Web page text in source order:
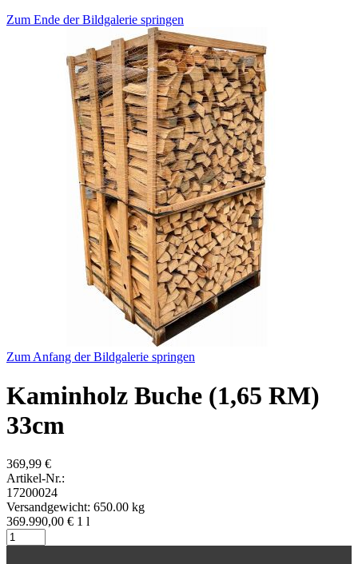
Zum Ende der Bildgalerie springen
Zum Anfang der Bildgalerie springen
Kaminholz Buche (1,65 RM)
33cm
369,99 €
Artikel-Nr.:
17200024
Versandgewicht: 650.00 kg
369.990,00 € 1 l